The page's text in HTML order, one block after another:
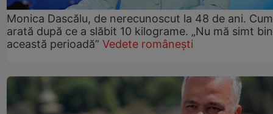
Monica Dascălu, de nerecunoscut la 48 de ani. Cum
arată după ce a slăbit 10 kilograme. „Nu mă simt
această perioadă” Vedete românești